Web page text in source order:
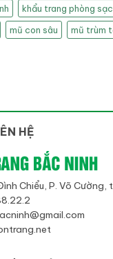
khẩu trang phòng
mũ con sâu mũ trùm
HỆ
Chiểu, P. Võ Cường,